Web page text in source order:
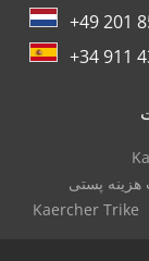
+49 201
+34 911
پستی
Kaercher Trike